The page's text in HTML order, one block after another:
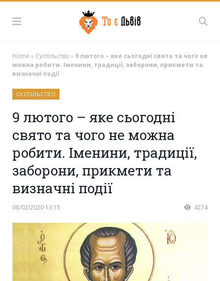
Home » Суспільство » 9 лютого – яке сьогодні свято та чого не
можна робити. Іменини, традиції, заборони, прикмети та
визначні події
СУСПІЛЬСТВО
9 лютого – яке сьогодні
свято та чого не можна
робити. Іменини, традиції,
заборони, прикмети та
визначні події
08/02/2020 13:15 4274